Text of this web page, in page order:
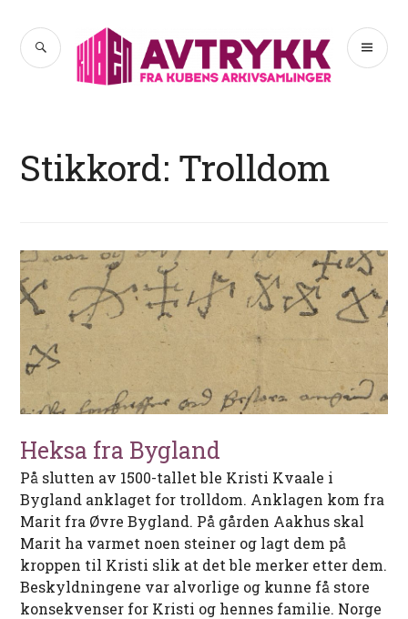
innhold
Avtrykk
SØK
Stikkord: Trolldom
Heksa fra Bygland
På slutten av 1500-tallet ble Kristi Kvaale i
Bygland anklaget for trolldom. Anklagen kom fra
Marit fra Øvre Bygland. På gården Aakhus skal
Marit ha varmet noen steiner og lagt dem på
kroppen til Kristi slik at det ble merker etter dem.
Beskyldningene var alvorlige og kunne få store
konsekvenser for Kristi og hennes familie. Norge